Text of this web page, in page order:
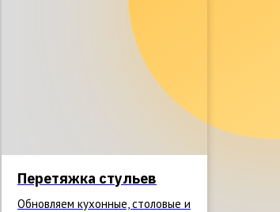
Перетяжка стульев
Обновляем кухонные, столовые и